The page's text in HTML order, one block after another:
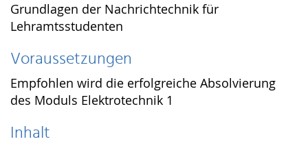
Grundlagen der Nachrichtechnik für
Lehramtsstudenten
Voraussetzungen
Empfohlen wird die erfolgreiche Absolvierung
des Moduls Elektrotechnik 1
Inhalt